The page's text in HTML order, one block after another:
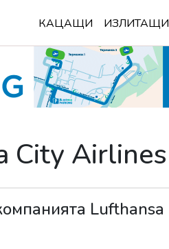
КАЦАЩИ ИЗЛИТАЩИ
City Airlines
Lufthansa